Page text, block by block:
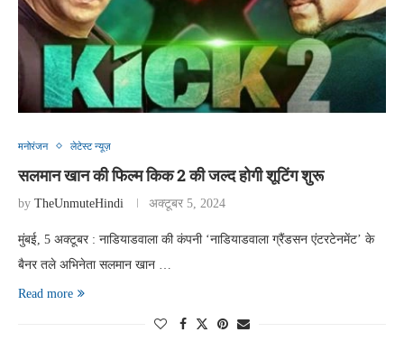
मनोरंजन लेटेस्ट न्यूज़
सलमान खान की फिल्म किक 2 की जल्द होगी शूटिंग शुरू
by TheUnmuteHindi अक्टूबर 5, 2024
मुंबई, 5 अक्टूबर : नाडियाडवाला की कंपनी ‘नाडियाडवाला ग्रैंडसन एंटरटेनमेंट’ के
बैनर तले अभिनेता सलमान खान …
Read more